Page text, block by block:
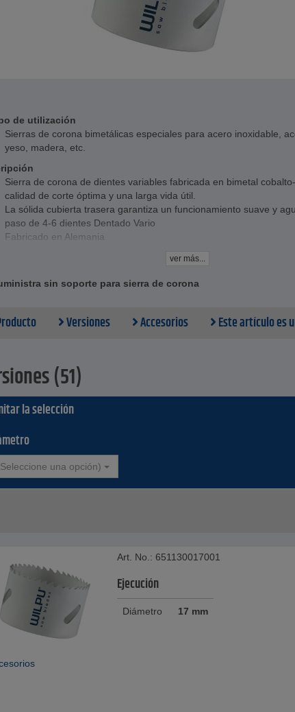
de utilización
Sierras de corona bimetálicas especiales para acero inoxidable,
yeso, madera, etc.
Sierra de corona de dientes variables fabricada en bimetal
calidad de corte óptima y una larga vida útil.
La sólida cubierta trasera garantiza un funcionamiento suave y
paso de 4-6 dientes Dentado Vario
Fabricado en Alemania
Profundidad de corte - 38 mm
ver más...
sin soporte para sierra de corona
Versiones Accesorios Este artículo es
(51)
la selección
una opción)
Art. No.: 651130017001
Ejecución
Diámetro 17 mm